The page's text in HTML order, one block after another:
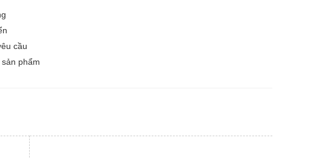
cầu
phẩm